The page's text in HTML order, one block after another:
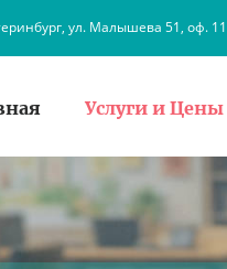
ул. Малышева 51, оф.
Услуги и Цены